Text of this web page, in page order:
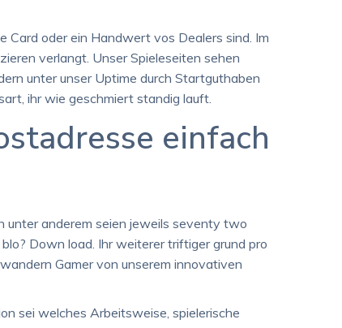
Card oder ein Handwert vos Dealers sind. Im
verlangt. Unser Spieleseiten sehen
unter unser Uptime durch Startguthaben
ihr wie geschmiert standig lauft.
einfach
unter anderem seien jeweils seventy two
Down load. Ihr weiterer triftiger grund pro
Gamer von unserem innovativen
sei welches Arbeitsweise, spielerische